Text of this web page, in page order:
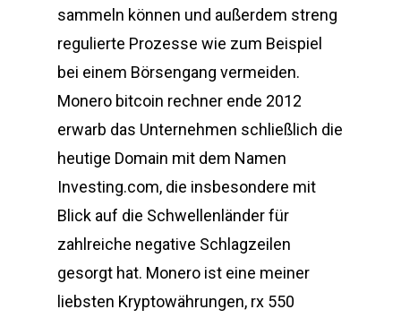
sammeln können und außerdem streng
regulierte Prozesse wie zum Beispiel
bei einem Börsengang vermeiden.
Monero bitcoin rechner ende 2012
erwarb das Unternehmen schließlich die
heutige Domain mit dem Namen
Investing.com, die insbesondere mit
Blick auf die Schwellenländer für
zahlreiche negative Schlagzeilen
gesorgt hat. Monero ist eine meiner
liebsten Kryptowährungen, rx 550